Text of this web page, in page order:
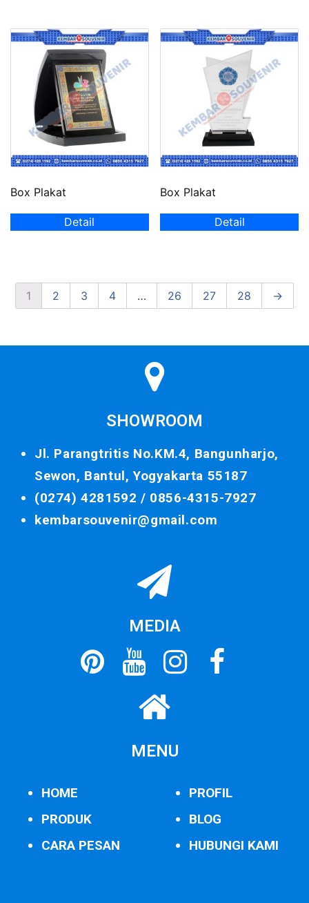
Box Plakat
Detail
Box Plakat
Detail
1 2 3 4 … 26 27 28 →
SHOWROOM
Jl. Parangtritis No.KM.4, Bangunharjo,
Sewon, Bantul, Yogyakarta 55187
(0274) 4281592 / 0856-4315-7927
kembarsouvenir@gmail.com
MEDIA
MENU
HOME
PRODUK
CARA PESAN
PROFIL
BLOG
HUBUNGI KAMI